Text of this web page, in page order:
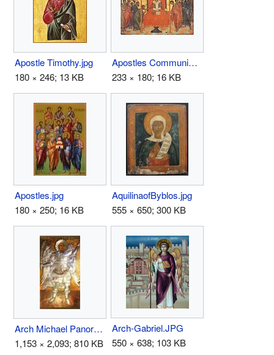
Apostle Timothy.jpg
180 × 246; 13 KB
Apostles Communion.jpg
233 × 180; 16 KB
Apostles.jpg
180 × 250; 16 KB
AquilinaofByblos.jpg
555 × 650; 300 KB
Arch Michael Panormitis.jpg
1,153 × 2,093; 810 KB
Arch-Gabriel.JPG
550 × 638; 103 KB